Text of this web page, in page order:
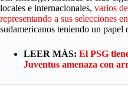
locales e internacionales, varios
representando a sus selecciones
sudamericanos teniendo un papel
LEER MÁS: El PSG
Juventus amenaza con